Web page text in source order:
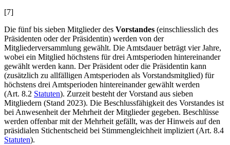
[7]
Die fünf bis sieben Mitglieder des Vorstandes (einschliesslich des
Präsidenten oder der Präsidentin) werden von der
Mitgliederversammlung gewählt. Die Amtsdauer beträgt vier Jahre,
wobei ein Mitglied höchstens für drei Amtsperioden hintereinander
gewählt werden kann. Der Präsident oder die Präsidentin kann
(zusätzlich zu allfälligen Amtsperioden als Vorstandsmitglied) für
höchstens drei Amtsperioden hintereinander gewählt werden
(Art. 8.2 Statuten). Zurzeit besteht der Vorstand aus sieben
Mitgliedern (Stand 2023). Die Beschlussfähigkeit des Vorstandes ist
bei Anwesenheit der Mehrheit der Mitglieder gegeben. Beschlüsse
werden offenbar mit der Mehrheit gefällt, was der Hinweis auf den
präsidialen Stichentscheid bei Stimmengleichheit impliziert (Art. 8.4
Statuten).